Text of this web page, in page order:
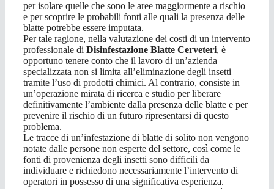
per isolare quelle che sono le aree maggiormente a rischio
e per scoprire le probabili fonti alle quali la presenza delle
blatte potrebbe essere imputata.
Per tale ragione, nella valutazione dei costi di un intervento
professionale di Disinfestazione Blatte Cerveteri, è
opportuno tenere conto che il lavoro di un’azienda
specializzata non si limita all’eliminazione degli insetti
tramite l’uso di prodotti chimici. Al contrario, consiste in
un’operazione mirata di ricerca e studio per liberare
definitivamente l’ambiente dalla presenza delle blatte e per
prevenire il rischio di un futuro ripresentarsi di questo
problema.
Le tracce di un’infestazione di blatte di solito non vengono
notate dalle persone non esperte del settore, così come le
fonti di provenienza degli insetti sono difficili da
individuare e richiedono necessariamente l’intervento di
operatori in possesso di una significativa esperienza.